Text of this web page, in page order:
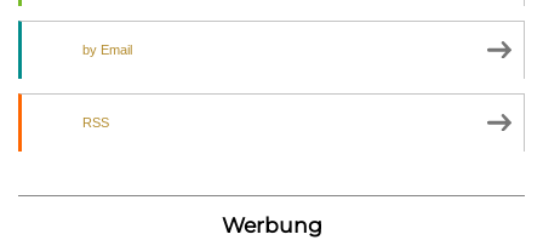
by Email
RSS
Werbung